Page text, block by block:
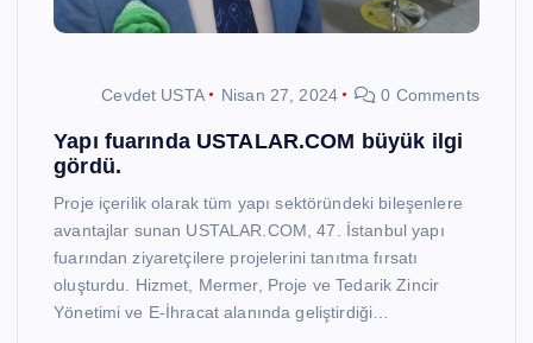
Cevdet USTA Nisan 27, 2024 0 Comments
Yapı fuarında USTALAR.COM büyük ilgi
gördü.
Proje içerilik olarak tüm yapı sektöründeki bileşenlere
avantajlar sunan USTALAR.COM, 47. İstanbul yapı
fuarından ziyaretçilere projelerini tanıtma fırsatı
oluşturdu. Hizmet, Mermer, Proje ve Tedarik Zincir
Yönetimi ve E-İhracat alanında geliştirdiği…